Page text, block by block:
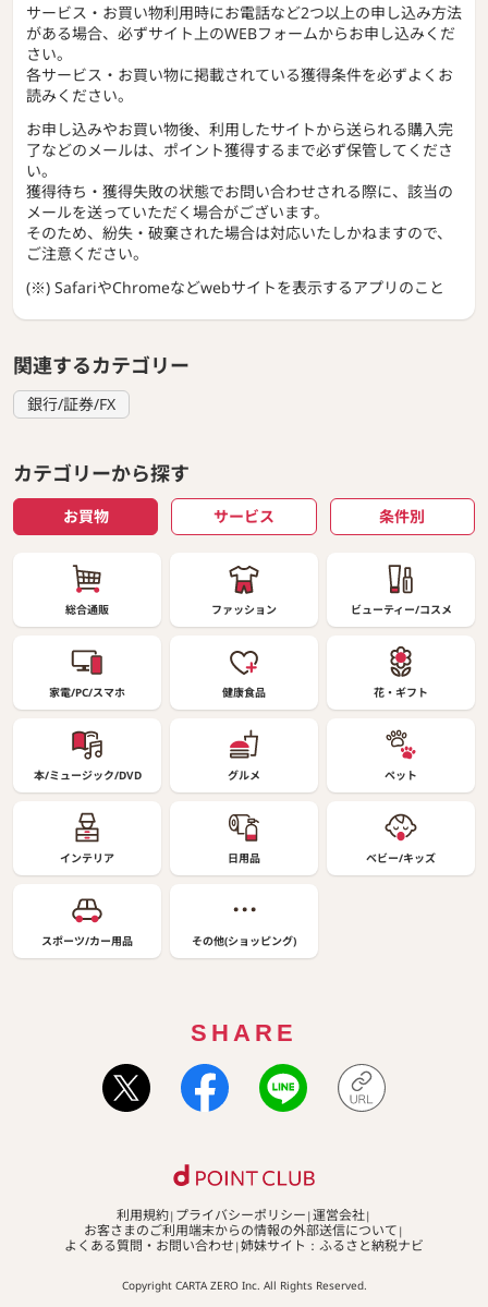
サービス・お買い物利用時にお電話など2つ以上の申し込み方法
がある場合、必ずサイト上のWEBフォームからお申し込みくだ
さい。
各サービス・お買い物に掲載されている獲得条件を必ずよくお
読みください。
お申し込みやお買い物後、利用したサイトから送られる購入完
了などのメールは、ポイント獲得するまで必ず保管してくださ
い。
獲得待ち・獲得失敗の状態でお問い合わせされる際に、該当の
メールを送っていただく場合がございます。
そのため、紛失・破棄された場合は対応いたしかねますので、
ご注意ください。
(※) SafariやChromeなどwebサイトを表示するアプリのこと
関連するカテゴリー
銀行/証券/FX
カテゴリーから探す
お買物 サービス 条件別
総合通販 ファッション ビューティー/コスメ
家電/PC/スマホ 健康食品 花・ギフト
本/ミュージック/DVD グルメ ペット
インテリア 日用品 ベビー/キッズ
スポーツ/カー用品 その他(ショッピング)
SHARE
利用規約 プライバシーポリシー 運営会社
お客さまのご利用端末からの情報の外部送信について
よくある質問・お問い合わせ 姉妹サイト：ふるさと納税ナビ
Copyright CARTA ZERO Inc. All Rights Reserved.